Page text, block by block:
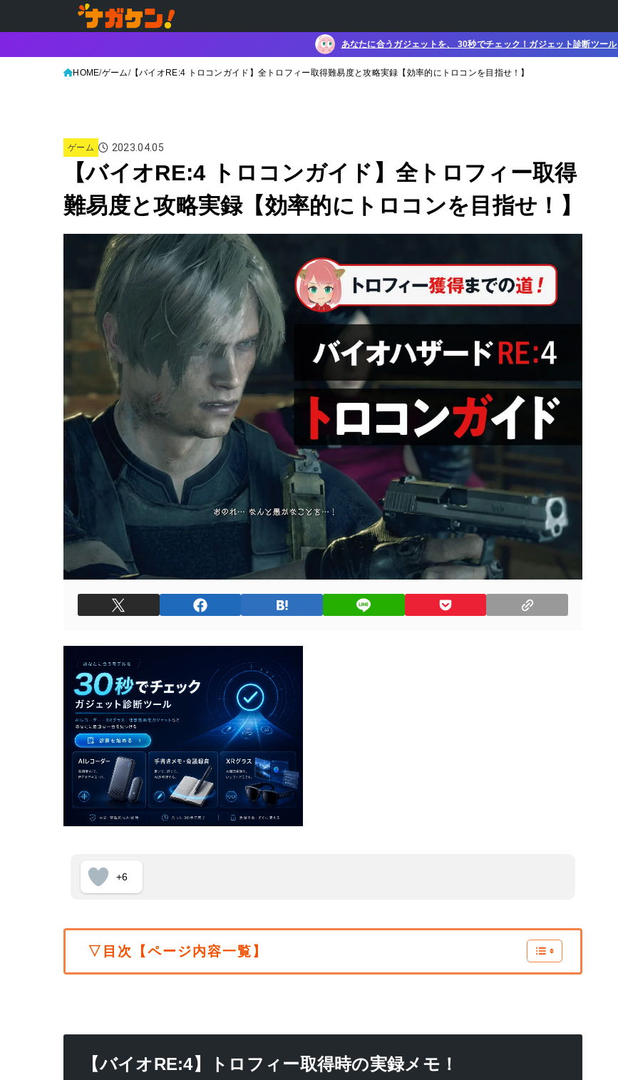
あなたに合うガジェットを、 30秒でチェック！ガジェット診断ツール
HOME ゲーム 【バイオRE:4 トロコンガイド】全トロフィー取得難易度と攻略実録【効率的にトロコンを目指せ！】
ゲーム 2023.04.05
【バイオRE:4 トロコンガイド】全トロフィー取得
難易度と攻略実録【効率的にトロコンを目指せ！】
+6
▽目次【ページ内容一覧】
【バイオRE:4】トロフィー取得時の実録メモ！